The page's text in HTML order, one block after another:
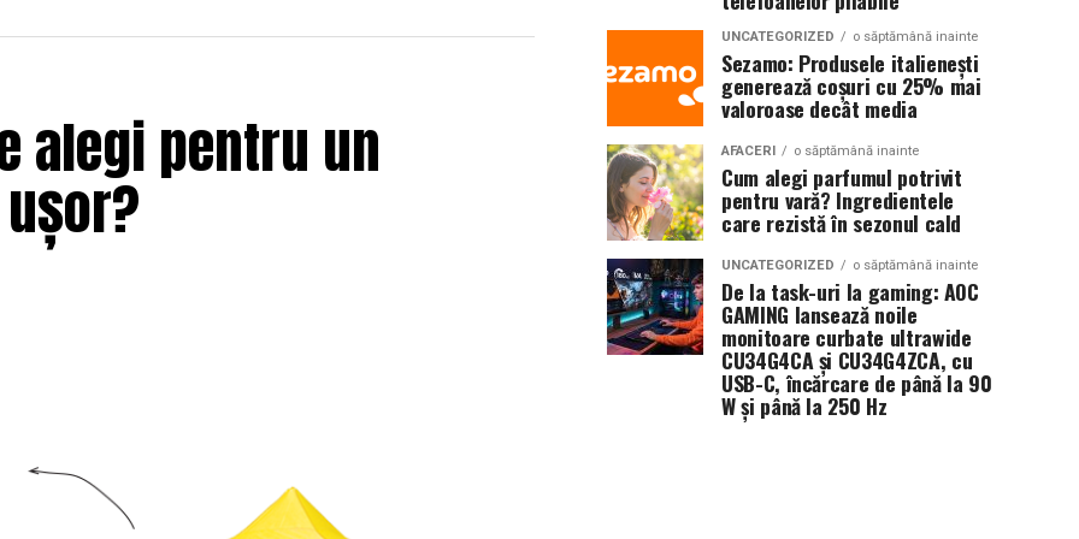
alegi pentru un
UNCATEGORIZED o săptămână inainte
Sezamo: Produsele italienești
generează coșuri cu 25% mai
valoroase decât media
AFACERI o săptămână inainte
Cum alegi parfumul potrivit
pentru vară? Ingredientele
care rezistă în sezonul cald
UNCATEGORIZED o săptămână inainte
De la task-uri la gaming: AOC
GAMING lansează noile
monitoare curbate ultrawide
CU34G4CA și CU34G4ZCA, cu
USB-C, încărcare de până la 90
W și până la 250 Hz